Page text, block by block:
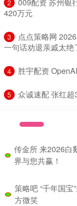
2
420万元
3
点点策略网
一句话劝退亲戚太绝
4 胜宇配资
5 众诚速配 张红超
传金所 来2026白
界与您共赢！
策略吧 “千年国
方微笑